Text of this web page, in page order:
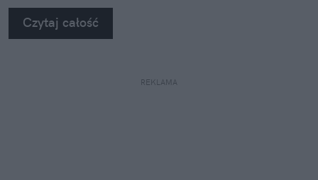
pierwszoplanową rolę.
Czytaj całość
REKLAMA